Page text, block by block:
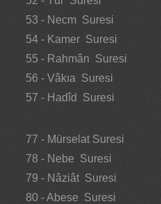
53 - Necm Suresi
54 - Kamer Suresi
55 - Rahmân Suresi
56 - Vâkıa Suresi
57 - Hadîd Suresi
77 - Mürselat Suresi
78 - Nebe Suresi
79 - Nâziât Suresi
80 - Abese Suresi